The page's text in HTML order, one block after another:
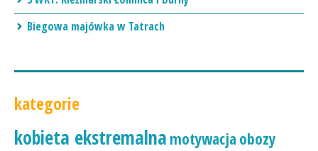
Biegowa majówka w Tatrach
kategorie
kobieta ekstremalna motywacja obozy